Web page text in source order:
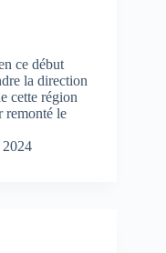
ce début
la direction
cette région
remonté le
2024